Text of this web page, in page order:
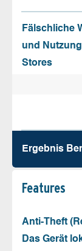
Fälschliche
und
Stores
Ergebnis
Features
Anti-Theft
Das Gerät